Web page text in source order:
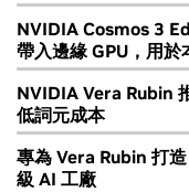
NVIDIA Cosmos 3
帶入邊緣 GPU，用於
NVIDIA Vera Rubin
低詞元成本
專為 Vera Rubin 打
級 AI 工廠